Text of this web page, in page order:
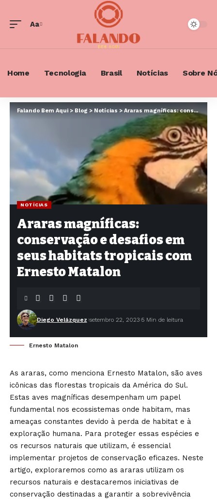
Font
Aa
Home Tecnologia Brasil Notícias Sobre
Falando Bem Aqui > Blog > Notícias > Araras magníficas: conservação e desafios em seus habitats tropicais com Ernesto Matalon
NOTÍCIAS
Araras magníficas:
conservação e desafios em
seus habitats tropicais com
Ernesto Matalon
Diego Velázquez setembro 22, 2023 5 Min de leitura
Ernesto Matalon
As araras, como menciona Ernesto Matalon, são aves
icônicas das florestas tropicais da América do Sul.
Estas aves magníficas desempenham um papel
fundamental nos ecossistemas onde habitam, mas
ameaças constantes devido à perda de habitat e à
exploração humana. Para proteger essas espécies e
os recursos naturais que utilizam, é essencial
implementar projetos de conservação eficazes. Neste
artigo, exploraremos como as araras utilizam os
recursos naturais e destacaremos iniciativas de
conservação destinadas a garantir a sobrevivência